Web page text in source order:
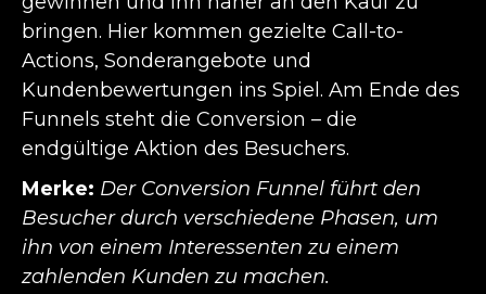
bringen. Hier kommen gezielte Call-to-
Actions, Sonderangebote und
Kundenbewertungen ins Spiel. Am Ende des
Funnels steht die Conversion – die
endgültige Aktion des Besuchers.
Merke: Der Conversion Funnel führt den
Besucher durch verschiedene Phasen, um
ihn von einem Interessenten zu einem
zahlenden Kunden zu machen.